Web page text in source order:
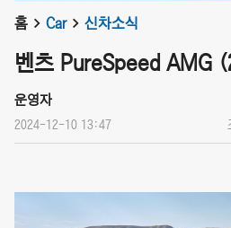
홈 Car 신차소식
벤츠 PureSpeed AMG
운영자
2024-12-10 13:47